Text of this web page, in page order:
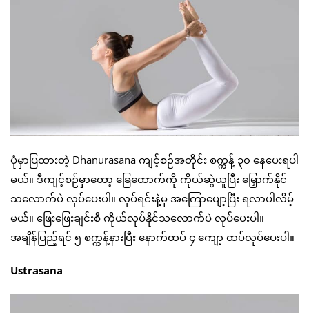
ပုံမှာပြထားတဲ့ Dhanurasana ကျင့်စဉ်အတိုင်း စက္ကန့် ၃၀ နေပေးရပါ
မယ်။ ဒီကျင့်စဉ်မှာတော့ ခြေထောက်ကို ကိုယ်ဆွဲယူပြီး မြှောက်နိုင်
သလောက်ပဲ လုပ်ပေးပါ။ လုပ်ရင်းနဲ့မှ အကြောပျော့ပြီး ရလာပါလိမ့်
မယ်။ ဖြေးဖြေးချင်းစီ ကိုယ်လုပ်နိုင်သလောက်ပဲ လုပ်ပေးပါ။
အချိန်ပြည့်ရင် ၅ စက္ကန့်နားပြီး နောက်ထပ် ၄ ကျော့ ထပ်လုပ်ပေးပါ။
Ustrasana